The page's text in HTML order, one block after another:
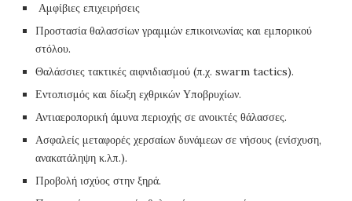
Αμφίβιες επιχειρήσεις
Προστασία θαλασσίων γραμμών επικοινωνίας και εμπορικού
στόλου.
Θαλάσσιες τακτικές αιφνιδιασμού (π.χ. swarm tactics).
Εντοπισμός και δίωξη εχθρικών Υποβρυχίων.
Αντιαεροπορική άμυνα περιοχής σε ανοικτές θάλασσες.
Ασφαλείς μεταφορές χερσαίων δυνάμεων σε νήσους (ενίσχυση,
ανακατάληψη κ.λπ.).
Προβολή ισχύος στην ξηρά.